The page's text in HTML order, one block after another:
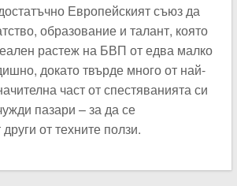
Европейският съюз да
образование и талант, която
растеж на БВП от едва малко
докато твърде много от най-
част от спестяванията си
пазари – за да се
от техните ползи.